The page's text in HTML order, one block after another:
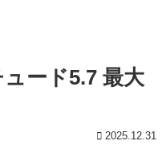
ード5.7 最大
2025.12.31